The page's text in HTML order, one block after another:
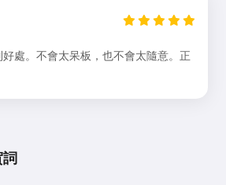
處。不會太呆板，也不會太隨意。正